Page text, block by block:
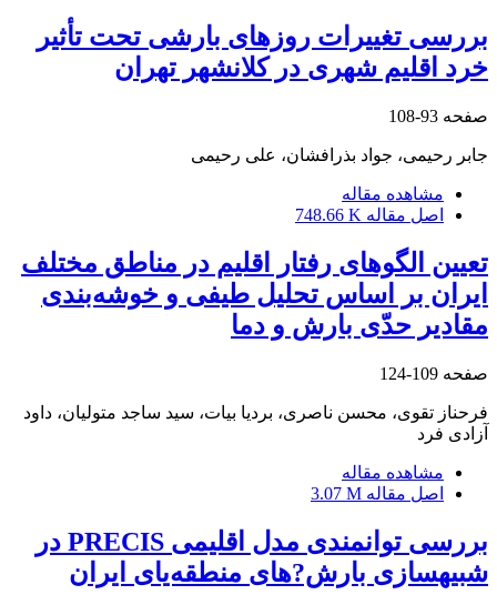
بررسی تغییرات روزهای بارشی تحت تأثیر
خرد اقلیم شهری در کلانشهر تهران
صفحه 93-108
جابر رحیمی، جواد بذرافشان، علی رحیمی
مشاهده مقاله
اصل مقاله 748.66 K
تعیین الگوهای رفتار اقلیم در مناطق مختلف
ایران بر اساس تحلیل طیفی و خوشه‌بندی
مقادیر حدّی بارش و دما
صفحه 109-124
فرحناز تقوی، محسن ناصری، بردیا بیات، سید ساجد متولیان، داود
آزادی فرد
مشاهده مقاله
اصل مقاله 3.07 M
بررسی توانمندی مدل اقلیمی PRECIS در
شبیه‎سازی بارش?های منطقه‌یای ایران